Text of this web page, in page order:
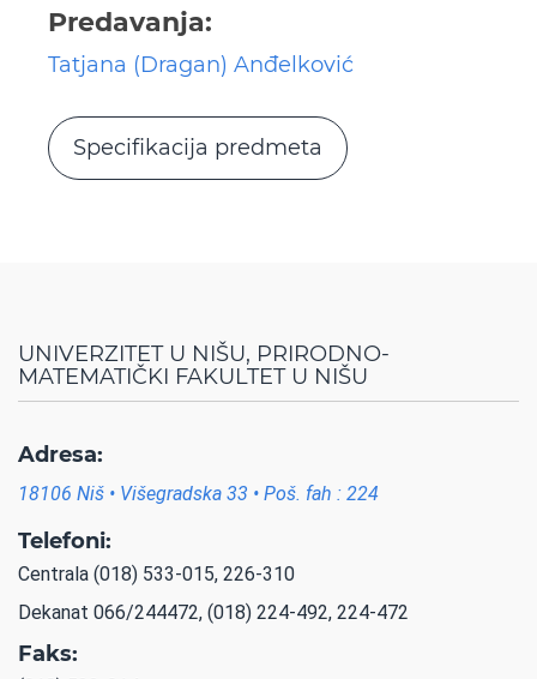
Predavanja:
Tatjana (Dragan) Anđelković
Specifikacija predmeta
UNIVERZITET U NIŠU, PRIRODNO-
MATEMATIČKI FAKULTET U NIŠU
Adresa:
18106 Niš • Višegradska 33 • Poš. fah : 224
Telefoni:
Centrala (018) 533-015, 226-310
Dekanat 066/244472, (018) 224-492, 224-472
Faks: